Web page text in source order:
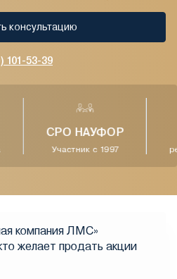
консультацию
101-53-39
СРО НАУФОР
Участник с 1997
компания ЛМС»
желает продать акции